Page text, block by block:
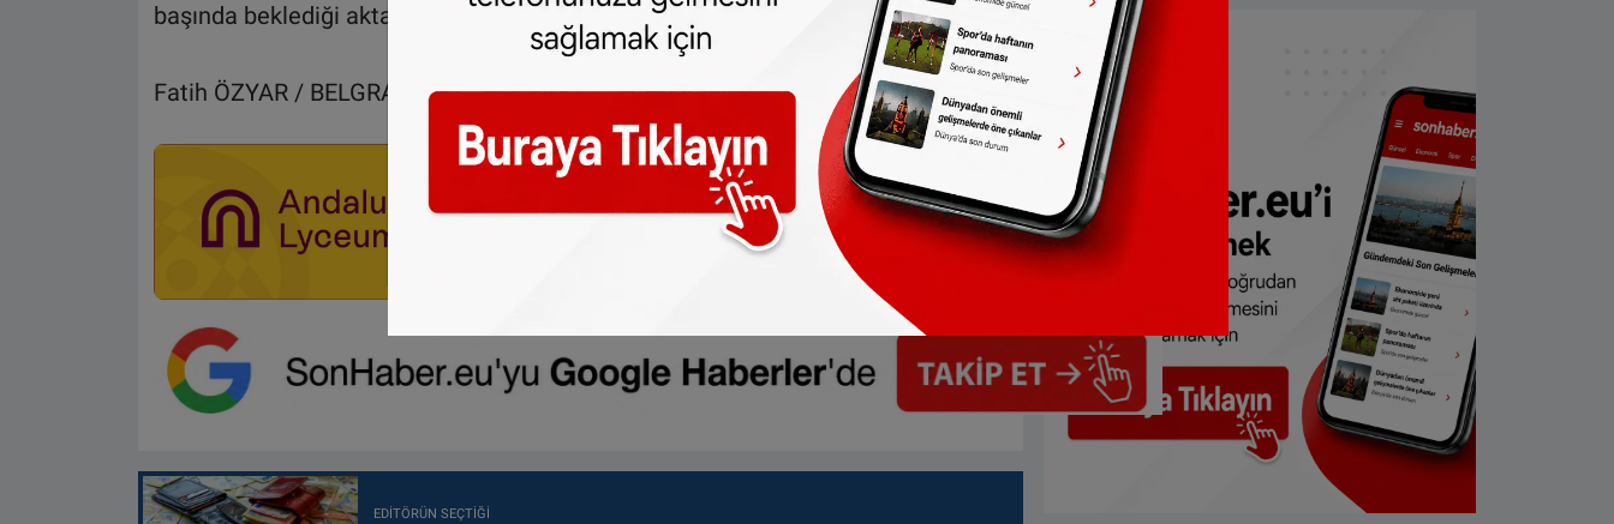
başında beklediği aktarıldı.
Fatih ÖZYAR / BELGRAD - Mustafa KIRLAK / ORDU
EDITÖRÜN SEÇTIĞI